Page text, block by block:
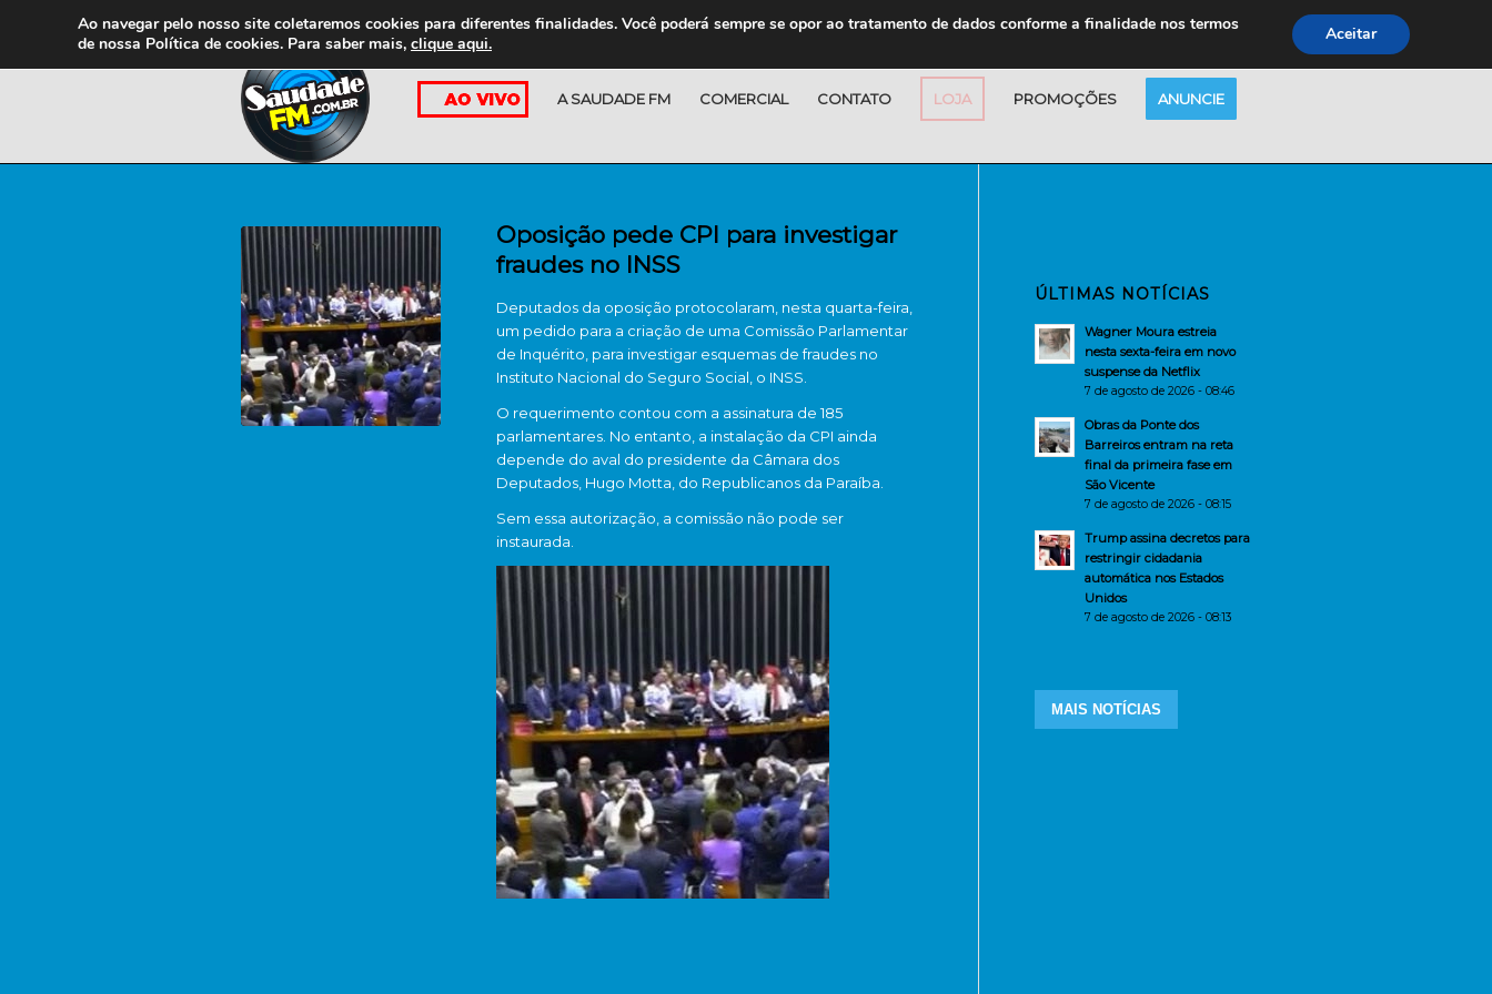
A SAUDADE FM COMERCIAL CONTATO LOJA PROMOÇÕES ANUNCIE
Oposição pede CPI para investigar
fraudes no INSS
Deputados da oposição protocolaram, nesta quarta-feira,
um pedido para a criação de uma Comissão Parlamentar
de Inquérito, para investigar esquemas de fraudes no
Instituto Nacional do Seguro Social, o INSS.
O requerimento contou com a assinatura de 185
parlamentares. No entanto, a instalação da CPI ainda
depende do aval do presidente da Câmara dos
Deputados, Hugo Motta, do Republicanos da Paraíba.
Sem essa autorização, a comissão não pode ser
instaurada.
ÚLTIMAS NOTÍCIAS
Wagner Moura estreia
nesta sexta-feira em novo
suspense da Netflix
7 de agosto de 2026 - 08:46
Obras da Ponte dos
Barreiros entram na reta
final da primeira fase em
São Vicente
7 de agosto de 2026 - 08:15
Trump assina decretos para
restringir cidadania
automática nos Estados
Unidos
7 de agosto de 2026 - 08:13
MAIS NOTÍCIAS
Ao navegar pelo nosso site coletaremos cookies para diferentes finalidades. Você poderá sempre se opor ao tratamento de dados conforme a finalidade nos termos
de nossa Política de cookies. Para saber mais, clique aqui. Aceitar